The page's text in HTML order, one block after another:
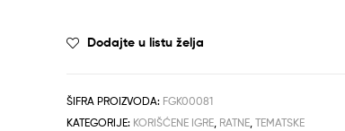
Dodajte u listu želja
ŠIFRA PROIZVODA: FGK00081
KATEGORIJE: KORIŠĆENE IGRE, RATNE,TEMATSKE